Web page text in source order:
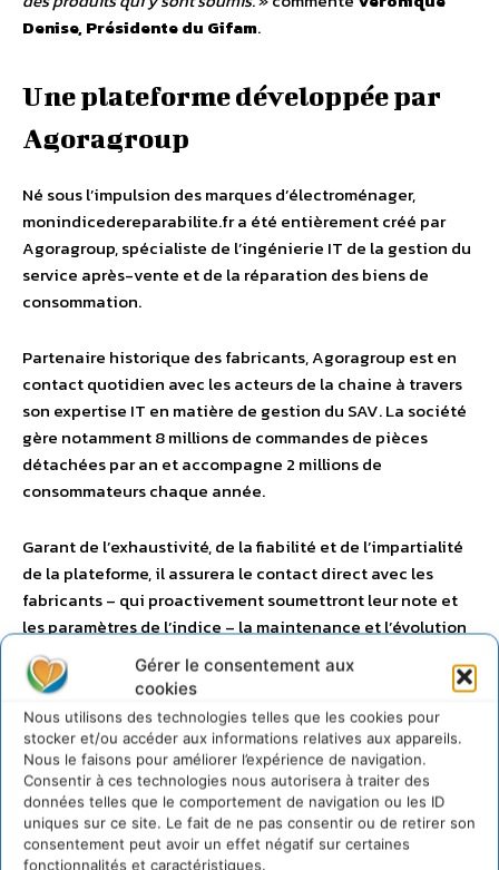
Gérer le consentement aux
cookies
Nous utilisons des technologies telles que les cookies pour
stocker et/ou accéder aux informations relatives aux appareils.
Nous le faisons pour améliorer l’expérience de navigation.
Consentir à ces technologies nous autorisera à traiter des
données telles que le comportement de navigation ou les ID
uniques sur ce site. Le fait de ne pas consentir ou de retirer son
consentement peut avoir un effet négatif sur certaines
fonctionnalités et caractéristiques.
Denise, Présidente du Gifam.
Une plateforme développée par
Agoragroup
Né sous l’impulsion des marques d’électroménager,
monindicedereparabilite.fr a été entièrement créé par
Agoragroup, spécialiste de l’ingénierie IT de la gestion du
service après-vente et de la réparation des biens de
consommation.
Partenaire historique des fabricants, Agoragroup est en
contact quotidien avec les acteurs de la chaine à travers
son expertise IT en matière de gestion du SAV. La société
gère notamment 8 millions de commandes de pièces
détachées par an et accompagne 2 millions de
consommateurs chaque année.
Garant de l’exhaustivité, de la fiabilité et de l’impartialité
de la plateforme, il assurera le contact direct avec les
fabricants – qui proactivement soumettront leur note et
les paramètres de l’indice – la maintenance et l’évolution
technique du site.
– www.agoragroup.io/
À propos du Gifam